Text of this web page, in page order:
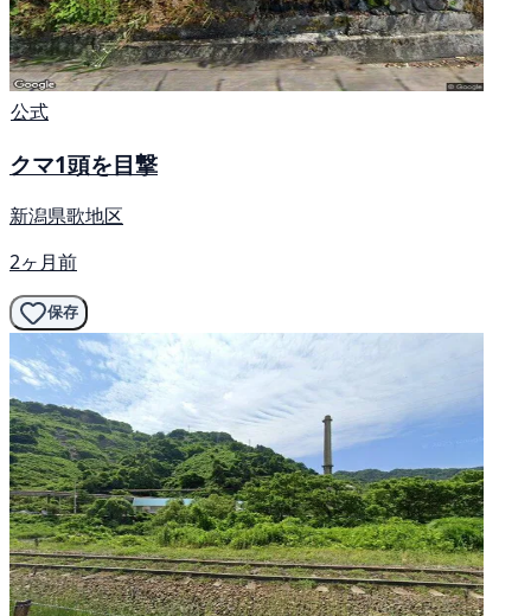
公式
クマ1頭を目撃
新潟県歌地区
2ヶ月前
保存